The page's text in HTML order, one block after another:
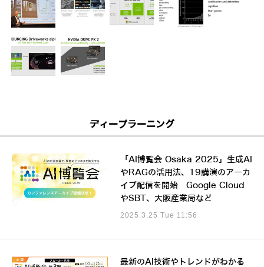
ディープラーニング
「AI博覧会 Osaka 2025」生成AI
やRAGの活用法、19講演のアーカ
イブ配信を開始 Google Cloud
やSBT、大阪産業局など
2025.3.25 Tue 11:56
最新のAI技術やトレンドがわかる